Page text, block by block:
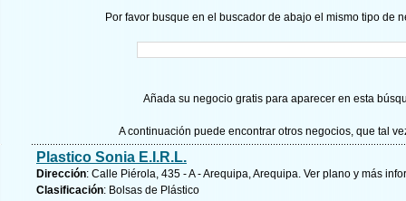
Por favor busque en el buscador de abajo el mismo tipo de
Añada su negocio gratis para aparecer en esta
A continuación puede encontrar otros negocios, que tal
Plastico Sonia E.I.R.L.
Dirección: Calle Piérola, 435 - A - Arequipa, Arequipa. Ver plano y más
Clasificación: Bolsas de Plástico